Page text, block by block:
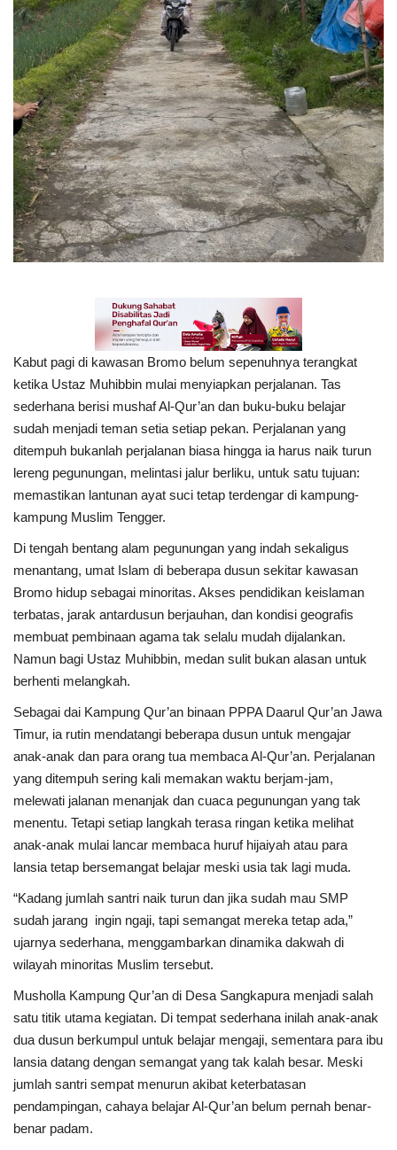
Kabut pagi di kawasan Bromo belum sepenuhnya terangkat
ketika Ustaz Muhibbin mulai menyiapkan perjalanan. Tas
sederhana berisi mushaf Al-Qur’an dan buku-buku belajar
sudah menjadi teman setia setiap pekan. Perjalanan yang
ditempuh bukanlah perjalanan biasa hingga ia harus naik turun
lereng pegunungan, melintasi jalur berliku, untuk satu tujuan:
memastikan lantunan ayat suci tetap terdengar di kampung-
kampung Muslim Tengger.
Di tengah bentang alam pegunungan yang indah sekaligus
menantang, umat Islam di beberapa dusun sekitar kawasan
Bromo hidup sebagai minoritas. Akses pendidikan keislaman
terbatas, jarak antardusun berjauhan, dan kondisi geografis
membuat pembinaan agama tak selalu mudah dijalankan.
Namun bagi Ustaz Muhibbin, medan sulit bukan alasan untuk
berhenti melangkah.
Sebagai dai Kampung Qur’an binaan PPPA Daarul Qur’an Jawa
Timur, ia rutin mendatangi beberapa dusun untuk mengajar
anak-anak dan para orang tua membaca Al-Qur’an. Perjalanan
yang ditempuh sering kali memakan waktu berjam-jam,
melewati jalanan menanjak dan cuaca pegunungan yang tak
menentu. Tetapi setiap langkah terasa ringan ketika melihat
anak-anak mulai lancar membaca huruf hijaiyah atau para
lansia tetap bersemangat belajar meski usia tak lagi muda.
“Kadang jumlah santri naik turun dan jika sudah mau SMP
sudah jarang ingin ngaji, tapi semangat mereka tetap ada,”
ujarnya sederhana, menggambarkan dinamika dakwah di
wilayah minoritas Muslim tersebut.
Musholla Kampung Qur’an di Desa Sangkapura menjadi salah
satu titik utama kegiatan. Di tempat sederhana inilah anak-anak
dua dusun berkumpul untuk belajar mengaji, sementara para ibu
lansia datang dengan semangat yang tak kalah besar. Meski
jumlah santri sempat menurun akibat keterbatasan
pendampingan, cahaya belajar Al-Qur’an belum pernah benar-
benar padam.